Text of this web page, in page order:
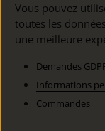
Vous pouvez
toutes les
une meilleure
Demandes
Informations
Commandes